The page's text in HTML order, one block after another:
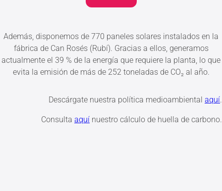
Además, disponemos de 770 paneles solares instalados en la
fábrica de Can Rosés (Rubí). Gracias a ellos, generamos
actualmente el 39 % de la energía que requiere la planta, lo que
evita la emisión de más de 252 toneladas de CO₂ al año.
Descárgate nuestra política medioambiental aquí.
Consulta aquí nuestro cálculo de huella de carbono.